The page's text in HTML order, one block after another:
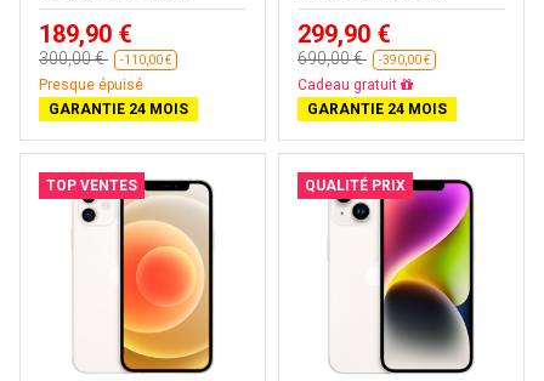
189,90 €
300,00 € -110,00 €
Presque épuisé
GARANTIE 24 MOIS
299,90 €
690,00 € -390,00 €
Livraison gratuite
GARANTIE 24 MOIS
TOP VENTES QUALITÉ PRIX